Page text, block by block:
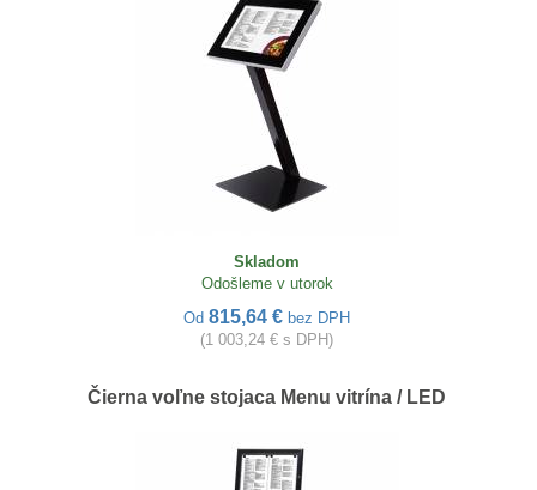
Skladom
Odošleme v utorok
Od 815,64 € bez DPH
(1 003,24 € s DPH)
Čierna voľne stojaca Menu vitrína / LED